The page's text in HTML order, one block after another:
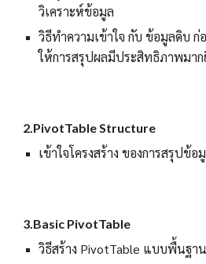
วิเคราะห์ข้อมูล
วิธีทำความเข้าใจ กับ ข้อมูลดิบ ก่
ให้การสรุปผลมีประสิทธิภาพมา
2.PivotTable Structure
เข้าใจโครงสร้าง ของการสรุปข้
3.Basic PivotTable
วิธีสร้าง PivotTable แบบพื้นฐาน